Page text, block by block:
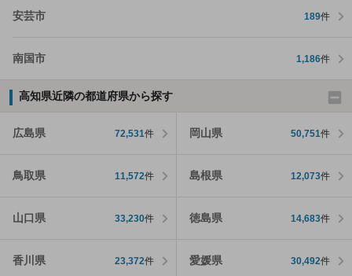
安芸市 189件
南国市 1,186件
高知県近隣の都道府県から探す
広島県 72,531件 岡山県 50,751件
鳥取県 11,572件 島根県 12,073件
山口県 33,230件 徳島県 14,683件
香川県 23,372件 愛媛県 30,492件